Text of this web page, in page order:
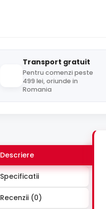
Transport gratuit
Pentru comenzi peste
499 lei, oriunde in
Romania
Descriere
Specificatii
Recenzii (0)